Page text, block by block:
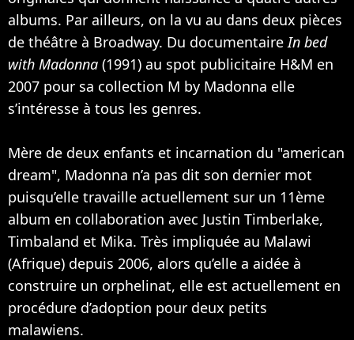
albums. Par ailleurs, on la vu au dans deux pièces
de théâtre à Broadway. Du documentaire In bed
with Madonna (1991) au spot publicitaire H&M en
2007 pour sa collection M by Madonna elle
s’intéresse à tous les genres.
Mère de deux enfants et incarnation du "american
dream", Madonna n’a pas dit son dernier mot
puisqu’elle travaille actuellement sur un 11ème
album en collaboration avec Justin Timberlake,
Timbaland et Mika. Très impliquée au Malawi
(Afrique) depuis 2006, alors qu’elle a aidée à
construire un orphelinat, elle est actuellement en
procédure d’adoption pour deux petits
malawiens.